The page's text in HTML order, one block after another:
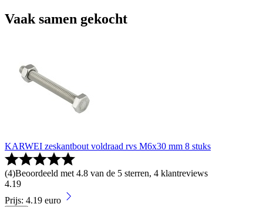
Vaak samen gekocht
KARWEI zeskantbout voldraad rvs M6x30 mm 8 stuks
(4)Beoordeeld met 4.8 van de 5 sterren, 4 klantreviews
4.19
Prijs: 4.19 euro